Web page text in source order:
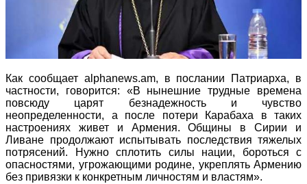
Как сообщает alphanews.am, в послании Патриарха, в
частности, говорится: «В нынешние трудные времена
повсюду царят безнадежность и чувство
неопределенности, а после потери Карабаха в таких
настроениях живет и Армения. Общины в Сирии и
Ливане продолжают испытывать последствия тяжелых
потрясений. Нужно сплотить силы нации, бороться с
опасностями, угрожающими родине, укреплять Армению
без привязки к конкретным личностям и властям».